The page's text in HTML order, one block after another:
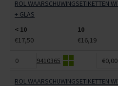
ROL WAARSCHUWINGSETIKETTEN
+ GLAS
< 10
10
€17,50
€16,19
9410365 €0,00
ROL WAARSCHUWINGSETIKETTEN